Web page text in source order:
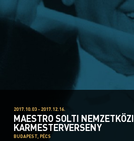
2017.10.03 - 2017.12.16.
MAESTRO SOLTI NEMZETKÖZI
KARMESTERVERSENY
BUDAPEST, PÉCS